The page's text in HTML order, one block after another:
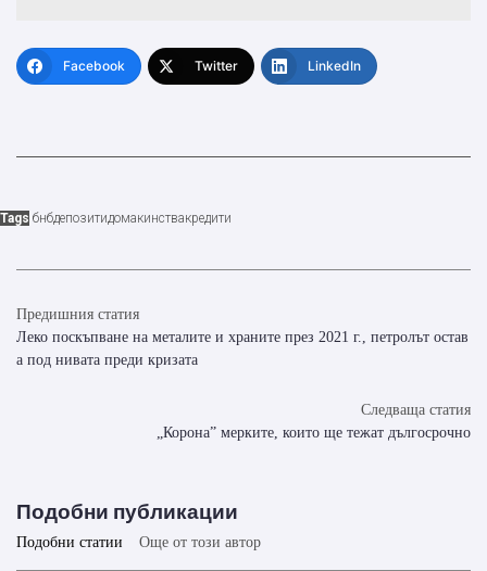
Facebook Twitter LinkedIn
Tags бнбдепозитидомакинствакредити
Предишния статия
Леко поскъпване на металите и храните през 2021 г., петролът остав
а под нивата преди кризата
Следваща статия
„Корона” мерките, които ще тежат дългосрочно
Подобни публикации
Подобни статии Още от този автор